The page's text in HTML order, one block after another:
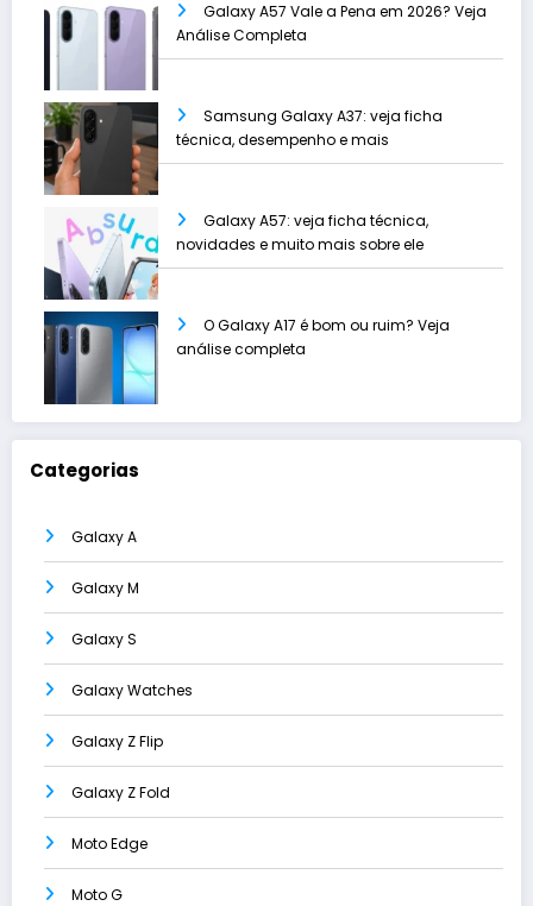
Galaxy A57 Vale a Pena em 2026? Veja
Análise Completa
Samsung Galaxy A37: veja ficha
técnica, desempenho e mais
Galaxy A57: veja ficha técnica,
novidades e muito mais sobre ele
O Galaxy A17 é bom ou ruim? Veja
análise completa
Categorias
Galaxy A
Galaxy M
Galaxy S
Galaxy Watches
Galaxy Z Flip
Galaxy Z Fold
Moto Edge
Moto G